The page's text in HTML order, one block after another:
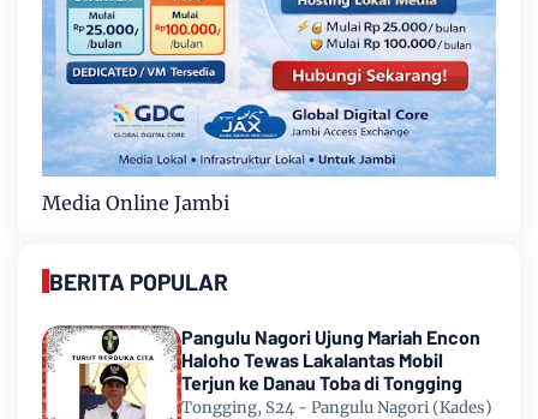
Media Online Jambi
BERITA POPULAR
Pangulu Nagori Ujung Mariah Encon
Haloho Tewas Lakalantas Mobil
Terjun ke Danau Toba di Tongging
Tongging, S24 - Pangulu Nagori (Kades)